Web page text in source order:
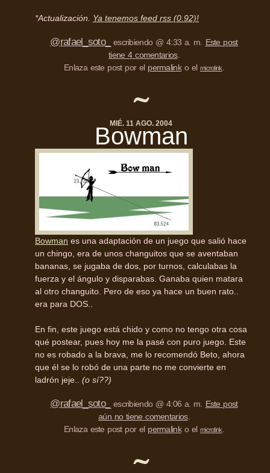
*Actualización. Ya tenemos feed rss (0.92)!
@rafael_soto_ escribiendo @ 4:33 a. m. Este post
tiene 4 comentarios.
Enlaza este post por el permalinko el microlink
MIÉ. 11 AGO. 2004
Bowman
Bowman es una adaptación de un juego que salió hace
un chingo, era de unos changuitos que se aventaban
bananas, se jugaba de dos, por turnos, calculabas la
fuerza y el ángulo y disparabas. Ganaba quien matara
al otro changuito. Pero de eso ya hace un buen rato..
era para DOS..
En fin, este juego está chido y como no tengo otra cosa
qué postear, pues hoy me la pasé con puro juego. Este
no es robado a la brava, me lo recomendó Beto, ahora
que él se lo robó de una parte no me convierte en
ladrón jeje.. (o sí??)
@rafael_soto_ escribiendo @ 4:06 a. m. Este post
aún no tiene comentarios.
Enlaza este post por el permalinko el microlink.